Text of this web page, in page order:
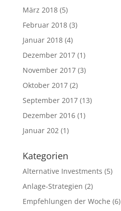
März 2018(5)
Februar 2018(3)
Januar 2018(4)
Dezember 2017(1)
November 2017(3)
Oktober 2017(2)
September 2017(13)
Dezember 2016(1)
Januar 202(1)
Kategorien
Alternative Investments (5)
Anlage-Strategien (2)
Empfehlungen der Woche (6)